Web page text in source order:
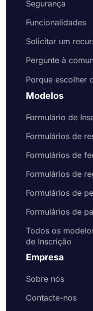
Segurança
Funcionalidades
Solicitar um
Pergunte à
Porque escolher
Modelos
Formulário de
Formulários de
Formulários de
Formulários de
Formulários de
Formulários de
Todos os
de Inscrição
Empresa
Sobre nós
Contacte-nos